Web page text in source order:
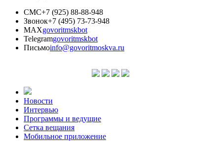
СМС+7 (925) 88-88-948
Звонок+7 (495) 73-73-948
MAXgovoritmskbot
Telegramgovoritmskbot
Письмоinfo@govoritmoskva.ru
Новости
Интервью
Программы и ведущие
Сетка вещания
Мобильное приложение